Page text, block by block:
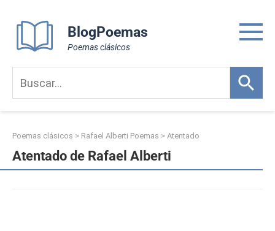
content
BlogPoemas
Poemas clásicos
Poemas clásicos > Rafael Alberti Poemas > Atentado
Atentado de Rafael Alberti